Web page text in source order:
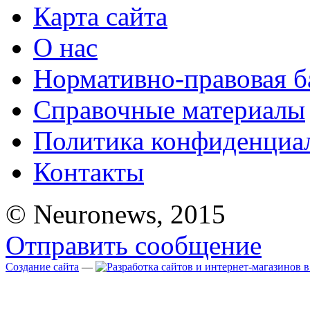
Карта сайта
О нас
Нормативно-правовая
Справочные материалы
Политика
Контакты
© Neuronews, 2015
Отправить сообщение
Создание сайта —